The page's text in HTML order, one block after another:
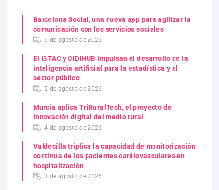
Barcelona Social, una nueva app para agilizar la
comunicación con los servicios sociales
6 de agosto de 2026
El ISTAC y CIDIHUB impulsan el desarrollo de la
inteligencia artificial para la estadística y el
sector público
5 de agosto de 2026
Murcia aplica TriRuralTech, el proyecto de
innovación digital del medio rural
4 de agosto de 2026
Valdecilla triplica la capacidad de monitorización
continua de los pacientes cardiovasculares en
hospitalización
3 de agosto de 2026